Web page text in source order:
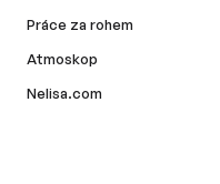
Práce za rohem
Atmoskop
Nelisa.com